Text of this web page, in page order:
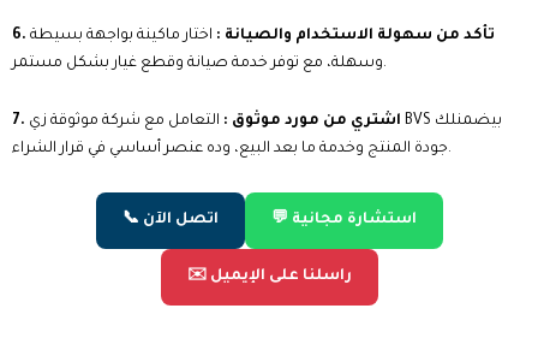
6. تأكد من سهولة الاستخدام والصيانة : اختار ماكينة بواجهة بسيطة
وسهلة، مع توفر خدمة صيانة وقطع غيار بشكل مستمر.
7. اشتري من مورد موثوق : التعامل مع شركة موثوقة زي BVS بيضمنلك
جودة المنتج وخدمة ما بعد البيع، وده عنصر أساسي في قرار الشراء.
📞 اتصل الآن 💬 استشارة مجانية
✉️ راسلنا على الإيميل